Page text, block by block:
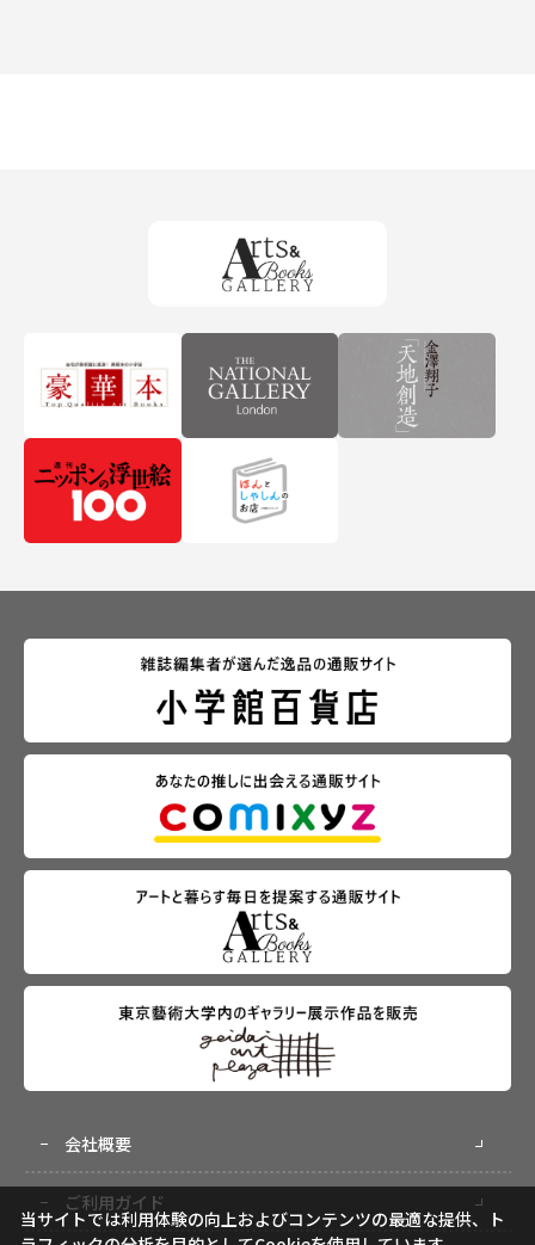
会社概要
ご利用ガイド
当サイトでは利用体験の向上およびコンテンツの最適な提供、ト